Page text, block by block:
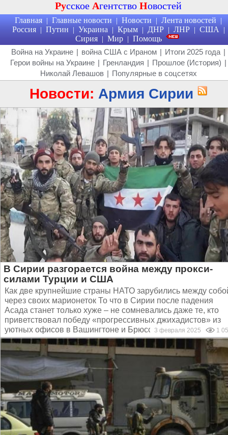
Русское Агентство Новостей
Главная | Главные новости | Новости | Лента новостей |
Россия | Путин | Украина | Крым | ДНР | ЛНР | США |
Сирия | Мир | Помощь
Война на Украине | война США с Ираном | Итоги 2025 года |
Герои войны на Украине | Гренландия | Прошлое (История) |
Николай Левашов | Популярные в соцсетях
Новости: Армия Сирии
В Сирии разгорается война между прокси-
силами Турции и США
Как две крупнейшие страны НАТО зарубились между
через своих марионеток То что в Сирии после падения
Асада станет только хуже – не сомневались даже те, кто
приветствовал победу «прогрессивных джихадистов» из
уютных офисов в Вашингтоне и Брюсселе. Сейчас...
3 февраля 2025 1